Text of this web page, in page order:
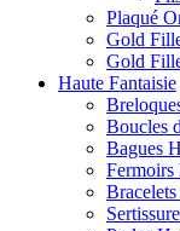
Plaqué
Gold
Gold
Haute Fantaisie
Boucles
Bagues
Fermoirs